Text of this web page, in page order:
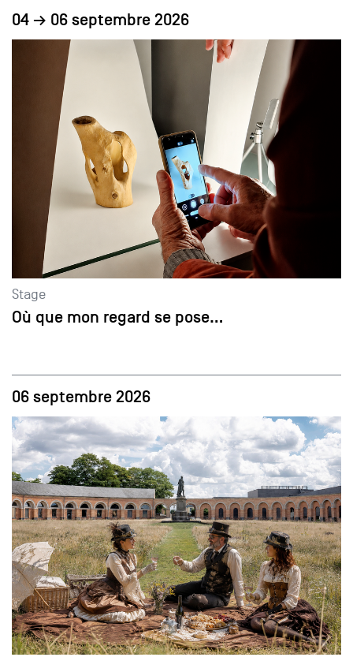
04 → 06 septembre 2026
Stage
Où que mon regard se pose…
06 septembre 2026